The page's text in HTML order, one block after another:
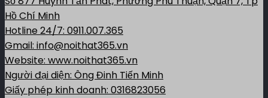
Hồ Chí Minh
Hotline 24/7: 0911.007.365
Gmail: info@noithat365.vn
Website: www.noithat365.vn
Người đại diện: Ông Đinh Tiến Minh
Giấy phép kinh doanh: 0316823056